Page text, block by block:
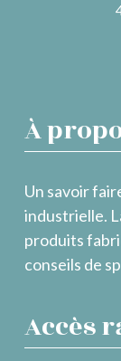
À
Un savoir
industrielle.
produits
conseils de
Accès